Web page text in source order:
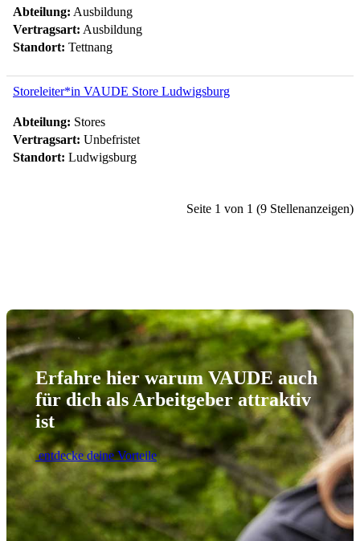
Abteilung: Ausbildung
Vertragsart: Ausbildung
Standort: Tettnang
Storeleiter*in VAUDE Store Ludwigsburg
Abteilung: Stores
Vertragsart: Unbefristet
Standort: Ludwigsburg
Seite 1 von 1 (9 Stellenanzeigen)
Erfahre hier warum VAUDE auch
für dich als Arbeitgeber attraktiv
ist
entdecke deine Vorteile